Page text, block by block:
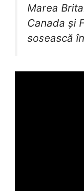
Marea
Canada și
sosească